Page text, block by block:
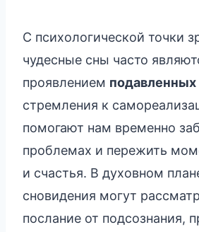
С психологической точки
чудесные сны часто
проявлением
стремления к
помогают нам временно
проблемах и пережить
и счастья. В духовном
сновидения могут
послание от подсознания,